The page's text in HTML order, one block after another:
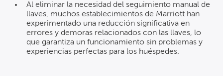
Al eliminar la necesidad del seguimiento manual de
llaves, muchos establecimientos de Marriott han
experimentado una reducción significativa en
errores y demoras relacionados con las llaves, lo
que garantiza un funcionamiento sin problemas y
experiencias perfectas para los huéspedes.